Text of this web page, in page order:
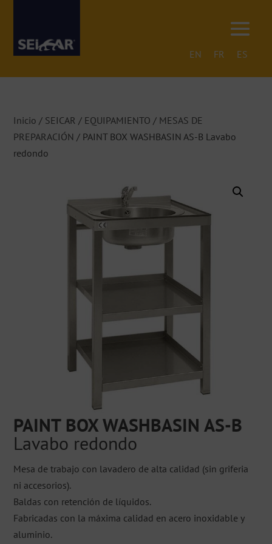
EN FR ES
Inicio / SEICAR / EQUIPAMIENTO / MESAS DE
PREPARACIÓN / PAINT BOX WASHBASIN AS-B Lavabo
redondo
PAINT BOX WASHBASIN AS-B
Lavabo redondo
Mesa de trabajo con lavadero de alta calidad (sin griferia
ni accesorios).
Baldas con retención de líquidos.
Fabricadas con la máxima calidad en acero inoxidable y
aluminio.